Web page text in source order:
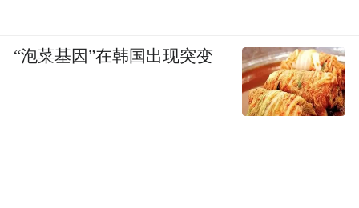
“泡菜基因”在韩国出现突变